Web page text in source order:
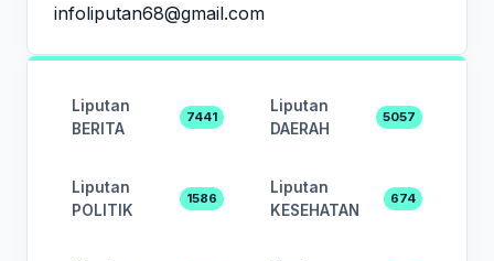
infoliputan68@gmail.com
Liputan
BERITA
7441
Liputan
DAERAH
5057
Liputan
POLITIK
1586
Liputan
KESEHATAN
674